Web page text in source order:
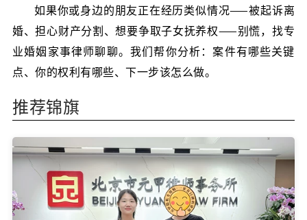
如果你或身边的朋友正在经历类似情况——被起诉离
婚、担心财产分割、想要争取子女抚养权——别慌，找专
业婚姻家事律师聊聊。我们帮你分析：案件有哪些关键
点、你的权利有哪些、下一步该怎么做。
推荐锦旗